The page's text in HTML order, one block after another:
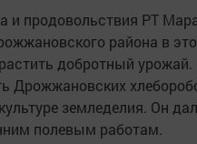
и продовольствия РТ
района в
добротный
Дрожжановских
земледелия. Он дал
полевым работам.